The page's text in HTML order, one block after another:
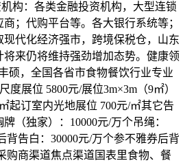
构：各类金融投资机构，大型连锁
；代购平台等。各大银行系统等；
代化经济强市，跨境保税仓，山东
来仍将维持强劲增加态势。健康领
硕，全国各省市食物餐饮行业专业
度展位 5800元/展位3m×3m（9㎡）
起订室内光地展位 700元/㎡其它告
（独家）：10000元/万个吊绳：
背告白：30000元/万个参不雅券后背
购商渠道焦点渠道国表里食物、餐